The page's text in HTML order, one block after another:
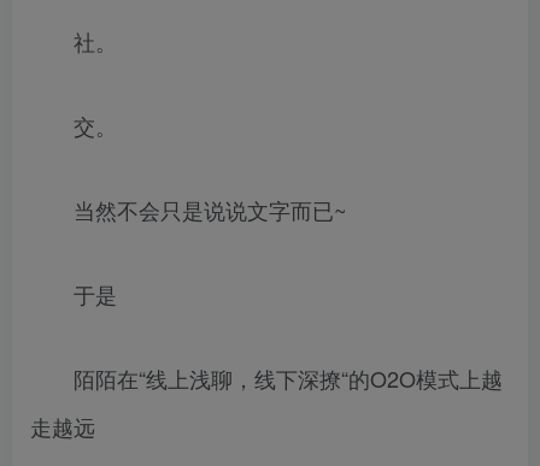
社。
交。
当然不会只是说说文字而已~
于是
陌陌在“线上浅聊，线下深撩“的O2O模式上越
走越远